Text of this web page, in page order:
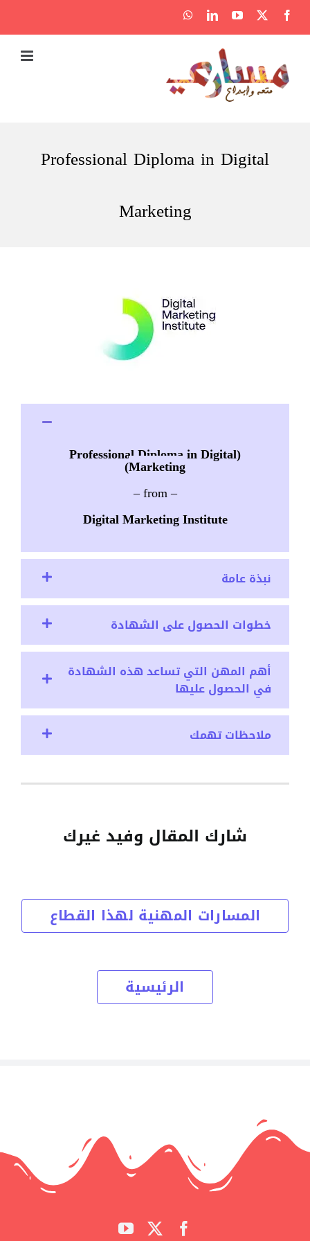
to
content
Facebook
X
YouTube
LinkedIn
WhatsApp
Professional Diploma in Digital
Marketing
(
Professional Diploma in Digital
Marketing
)
– from –
Digital Marketing Institute
نبذة عامة
خطوات الحصول على الشهادة
أهم المهن التي تساعد هذه الشهادة
في الحصول عليها
ملاحظات تهمك
شارك المقال وفيد غيرك
المسارات المهنية لهذا القطاع
الرئيسية